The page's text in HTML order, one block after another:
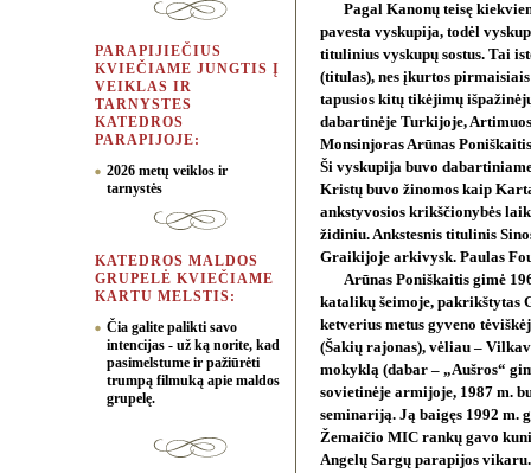
PARAPIJIEČIUS
KVIEČIAME JUNGTIS Į
VEIKLAS IR
TARNYSTES
KATEDROS
PARAPIJOJE:
2026 metų veiklos ir
tarnystės
KATEDROS MALDOS
GRUPELĖ KVIEČIAME
KARTU MELSTIS:
Čia galite palikti savo
intencijas - už ką norite, kad
pasimelstume ir pažiūrėti
trumpą filmuką apie maldos
grupelę.
Pagal Kanonų teisę
pavesta vyskupija, todėl
titulinius vyskupų sostus. Tai
(titulas), nes įkurtos
tapusios kitų tikėjimų
dabartinėje Turkijoje,
Monsinjoras Arūnas
Ši vyskupija buvo
Kristų buvo žinomos kaip
ankstyvosios krikščionybės
židiniu. Ankstesnis titulinis
Graikijoje arkivysk. Paulas
Arūnas Poniškaitis gimė
katalikų šeimoje, pakrikštytas
ketverius metus gyveno
(Šakių rajonas), vėliau –
mokyklą (dabar – „Aušros“
sovietinėje armijoje, 1987 m.
seminariją. Ją baigęs 1992 m.
Žemaičio MIC rankų gavo
Angelų Sargų parapijos